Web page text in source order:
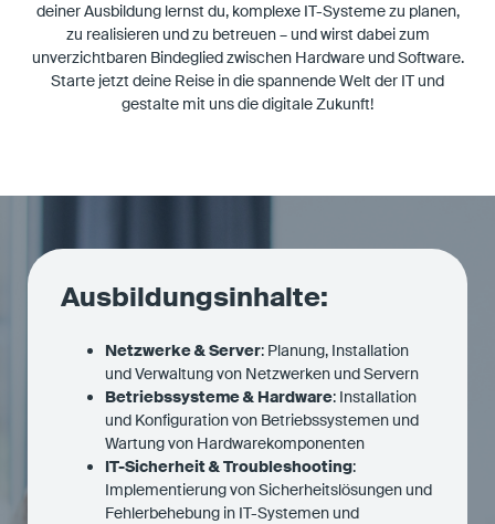
deiner Ausbildung lernst du, komplexe IT-Systeme zu planen,
zu realisieren und zu betreuen – und wirst dabei zum
unverzichtbaren Bindeglied zwischen Hardware und Software.
Starte jetzt deine Reise in die spannende Welt der IT und
gestalte mit uns die digitale Zukunft!
Ausbildungsinhalte:
Netzwerke & Server: Planung, Installation
und Verwaltung von Netzwerken und Servern
Betriebssysteme & Hardware: Installation
und Konfiguration von Betriebssystemen und
Wartung von Hardwarekomponenten
IT-Sicherheit & Troubleshooting:
Implementierung von Sicherheitslösungen und
Fehlerbehebung in IT-Systemen und